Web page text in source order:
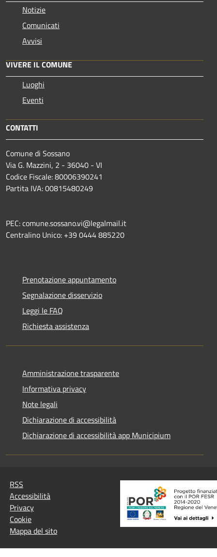
Notizie
Comunicati
Avvisi
VIVERE IL COMUNE
Luoghi
Eventi
CONTATTI
Comune di Sossano
Via G. Mazzini, 2 - 36040 - VI
Codice Fiscale: 80006390241
Partita IVA: 00815480249
PEC: comune.sossano.vi@legalmail.it
Centralino Unico: +39 0444 885220
Prenotazione appuntamento
Segnalazione disservizio
Leggi le FAQ
Richiesta assistenza
Amministrazione trasparente
Informativa privacy
Note legali
Dichiarazione di accessibilità
Dichiarazione di accessibilità app Municipium
RSS
Accessibilità
Privacy
Cookie
Mappa del sito